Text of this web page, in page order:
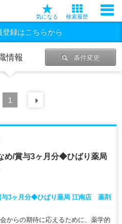
気になる 検索履歴
登録はこちらから
情報 条件変更
前の 件
1
め/賞与3ヶ月分◆ひばり薬局
3ヶ月分◆ひばり薬局 江南店 薬剤
からの期待に応えるために、薬学的